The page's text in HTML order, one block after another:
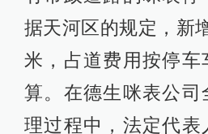
据天河区的规定，新
米，占道费用按停车
算。在德生咪表公司
理过程中，法定代表